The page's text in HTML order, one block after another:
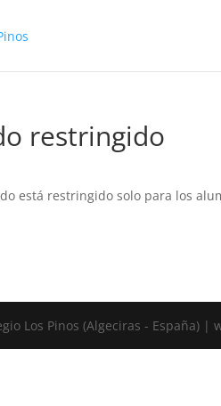
restringido
está restringido solo para los
Los Pinos (Algeciras - España) |